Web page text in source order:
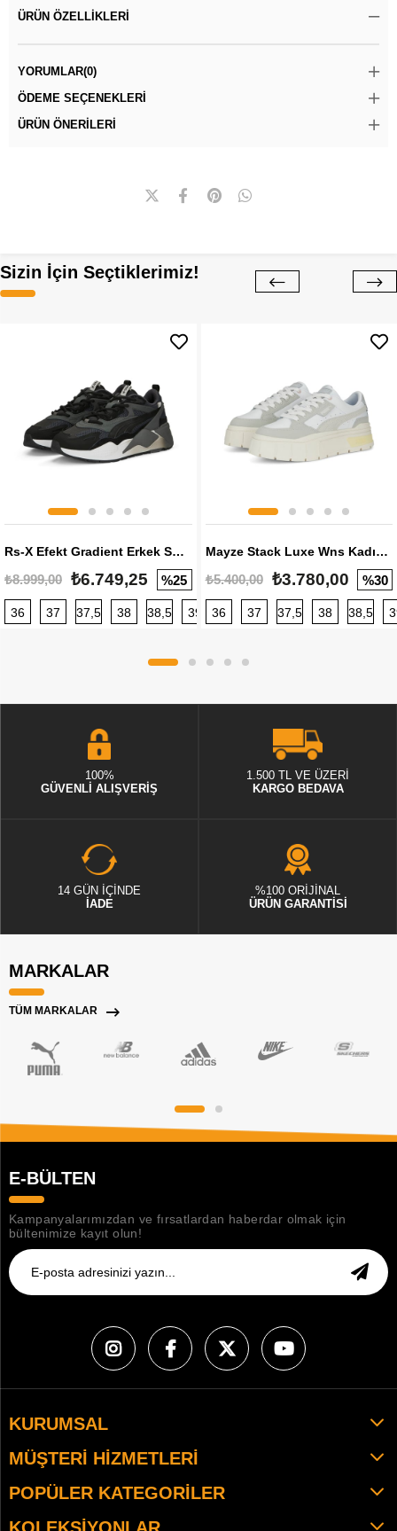
ÜRÜN ÖZELLIKLERI
YORUMLAR(0)
ÖDEME SEÇENEKLERI
ÜRÜN ÖNERILERI
Sizin İçin Seçtiklerimiz!
Rs-X Efekt Gradient Erkek Sneaker
₺8.999,00 ₺6.749,25 %25
36 37 37,5 38 38,5 39 40 40,5 41 42 42,5
Mayze Stack Luxe Wns Kadın Sneaker
₺5.400,00 ₺3.780,00 %30
36 37 37,5 38 38,5
100%
GÜVENLİ ALIŞVERİŞ
1.500 TL VE ÜZERİ
KARGO BEDAVA
14 GÜN İÇİNDE
İADE
%100 ORİJİNAL
ÜRÜN GARANTİSİ
MARKALAR
TÜM MARKALAR
E-BÜLTEN
Kampanyalarımızdan ve fırsatlardan haberdar olmak için
bültenimize kayıt olun!
KURUMSAL
MÜŞTERI HIZMETLERI
POPÜLER KATEGORILER